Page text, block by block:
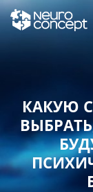
КАКУЮ